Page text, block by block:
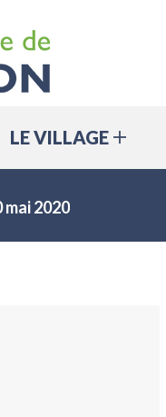
LE VILLAGE
mai 2020